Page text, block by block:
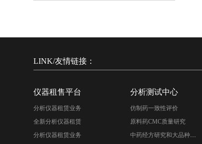
LINK/友情链接：
仪器租售平台
分析仪器租赁业务
全新分析仪器租赁
分析仪器租赁业务
分析测试中心
仿制药一致性评价
原料药CMC质量研究
中药经方研究和大品种二次开发